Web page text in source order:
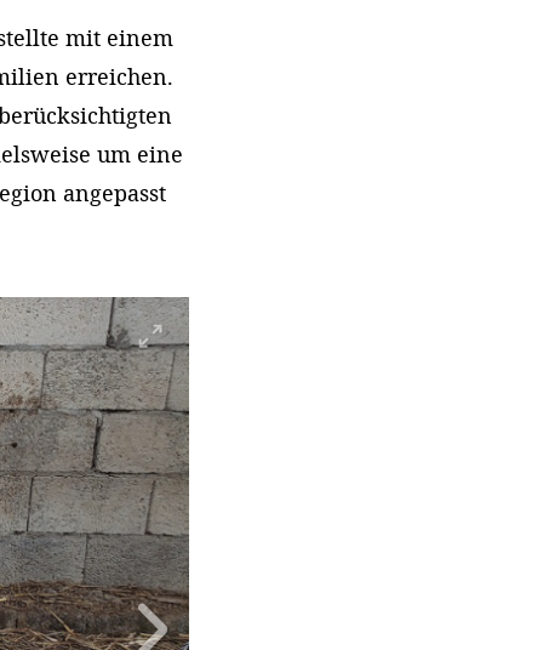
mit einem
erreichen.
um eine
angepasst